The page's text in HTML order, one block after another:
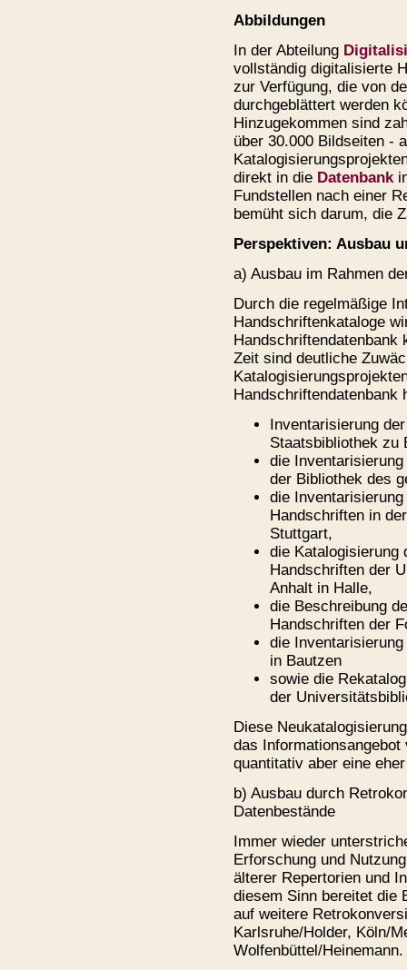
Abbildungen
In der Abteilung
vollständig digitalisierte
zur Verfügung, die von
durchgeblättert werden
Hinzugekommen sind
über 30.000 Bildseiten -
direkt in die Datenbank
Fundstellen nach einer
bemüht sich darum, die
Perspektiven: Ausbau
a) Ausbau im Rahmen
Durch die regelmäßige
Handschriftenkataloge
Handschriftendatenbank
Zeit sind deutliche
Handschriftendatenbank
Inventarisierung
Staatsbibliothek zu
die
der Bibliothek des
die
Handschriften in
Stuttgart,
die Katalogisierung
Handschriften der
Anhalt in Halle,
die Beschreibung
Handschriften der
die
in Bautzen
sowie die
der
Diese
das
quantitativ aber eine
b) Ausbau durch
Datenbestände
Immer wieder
Erforschung und
älterer Repertorien und
diesem Sinn bereitet die
auf weitere
Karlsruhe/Holder, Köln/
Wolfenbüttel/Heinemann.